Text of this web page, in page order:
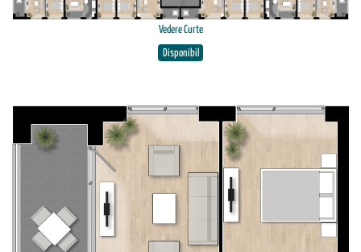
Vedere Curte
Disponibil